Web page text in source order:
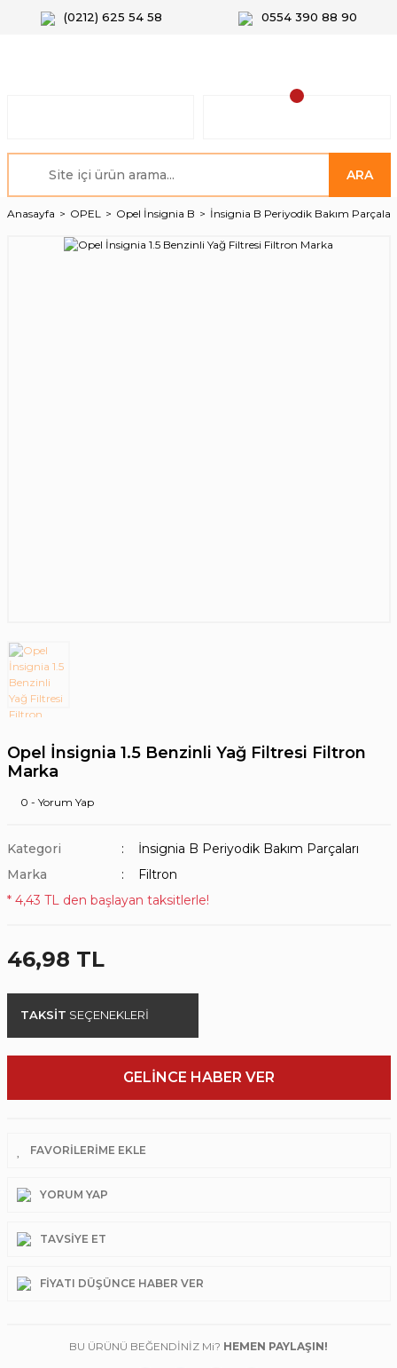
(0212) 625 54 58 0554 390 88 90
ARA
Anasayfa OPEL Opel İnsignia B İnsignia B Periyodik Bakım Parçaları
Opel İnsignia 1.5 Benzinli Yağ Filtresi Filtron
Marka
0 - Yorum Yap
Kategori
İnsignia B Periyodik Bakım Parçaları
Marka
Filtron
* 4,43 TL den başlayan taksitlerle!
46,98 TL
TAKSİT SEÇENEKLERİ
GELİNCE HABER VER
YORUM YAP
TAVSIYE ET
FIYATI DÜŞÜNCE HABER VER
BU ÜRÜNÜ BEĞENDİNİZ Mi? HEMEN PAYLAŞIN!